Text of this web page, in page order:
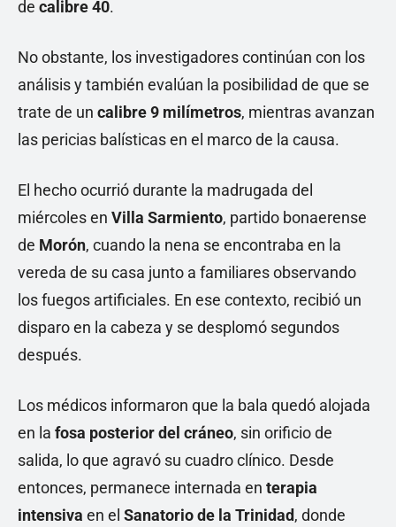
de calibre 40.
No obstante, los investigadores continúan con los
análisis y también evalúan la posibilidad de que se
trate de un calibre 9 milímetros, mientras avanzan
las pericias balísticas en el marco de la causa.
El hecho ocurrió durante la madrugada del
miércoles en Villa Sarmiento, partido bonaerense
de Morón, cuando la nena se encontraba en la
vereda de su casa junto a familiares observando
los fuegos artificiales. En ese contexto, recibió un
disparo en la cabeza y se desplomó segundos
después.
Los médicos informaron que la bala quedó alojada
en la fosa posterior del cráneo, sin orificio de
salida, lo que agravó su cuadro clínico. Desde
entonces, permanece internada en terapia
intensiva en el Sanatorio de la Trinidad, donde